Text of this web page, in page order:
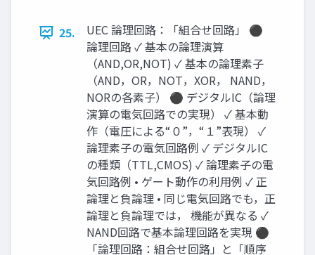
25.
UEC 論理回路：「組合せ回路」 ⚫
論理回路 ✓ 基本の論理演算
（AND,OR,NOT) ✓ 基本の論理素子
（AND，OR，NOT，XOR， NAND，
NORの各素子） ⚫ デジタルIC（論理
演算の電気回路での実現） ✓ 基本動
作（電圧による“０”，“１”表現） ✓
論理素子の電気回路例 ✓ デジタルIC
の種類（TTL,CMOS) ✓ 論理素子の電
気回路例 • ゲート動作の利用例 ✓ 正
論理と負論理 • 同じ電気回路でも，正
論理と負論理では， 機能が異なる ✓
NAND回路で基本論理回路を実現 ⚫
「論理回路：組合せ回路」と「順序